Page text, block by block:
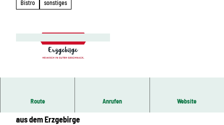
Bistro sonstiges
Route Anrufen Website
aus dem Erzgebirge